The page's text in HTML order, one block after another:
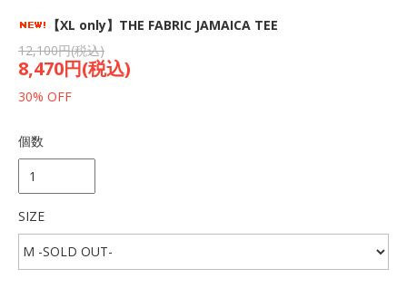
【XL only】THE FABRIC JAMAICA TEE
12,100円(税込)
8,470円(税込)
30% OFF
個数
SIZE